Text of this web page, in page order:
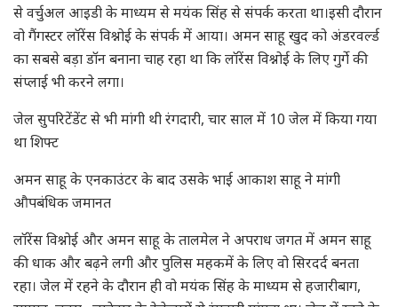
से वर्चुअल आइडी के माध्यम से मयंक सिंह से संपर्क करता था।इसी दौरान
वो गैंगस्टर लॉरेंस विश्नोई के संपर्क में आया। अमन साहू खुद को अंडरवर्ल्ड
का सबसे बड़ा डॉन बनाना चाह रहा था कि लॉरेंस विश्नोई के लिए गुर्गे की
संप्लाई भी करने लगा।
जेल सुपरिटेंडेंट से भी मांगी थी रंगदारी, चार साल में 10 जेल में किया गया
था शिफ्ट
अमन साहू के एनकाउंटर के बाद उसके भाई आकाश साहू ने मांगी
औपबंधिक जमानत
लॉरेंस विश्नोई और अमन साहू के तालमेल ने अपराध जगत में अमन साहू
की धाक और बढ़ने लगी और पुलिस महकमें के लिए वो सिरदर्द बनता
रहा। जेल में रहने के दौरान ही वो मयंक सिंह के माध्यम से हजारीबाग,